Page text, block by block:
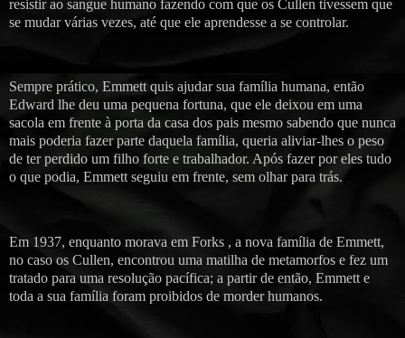
resistir ao sangue humano fazendo com que os Cullen tivessem que
se mudar várias vezes, até que ele aprendesse a se controlar.
Sempre prático, Emmett quis ajudar sua família humana, então
Edward lhe deu uma pequena fortuna, que ele deixou em uma
sacola em frente à porta da casa dos pais mesmo sabendo que nunca
mais poderia fazer parte daquela família, queria aliviar-lhes o peso
de ter perdido um filho forte e trabalhador. Após fazer por eles tudo
o que podia, Emmett seguiu em frente, sem olhar para trás.
Em 1937, enquanto morava em Forks , a nova família de Emmett,
no caso os Cullen, encontrou uma matilha de metamorfos e fez um
tratado para uma resolução pacífica; a partir de então, Emmett e
toda a sua família foram proibidos de morder humanos.